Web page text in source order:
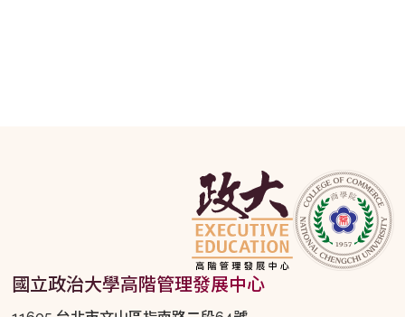
國立政治大學高階管理發展中心